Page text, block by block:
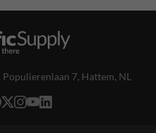
Populierenlaan 7, Hattem, NL